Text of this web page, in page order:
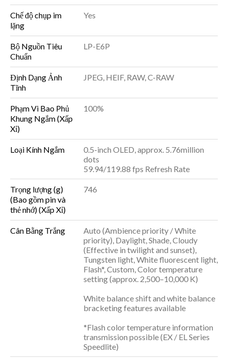
Chế độ chụp im
lặng
Yes
Bộ Nguồn Tiêu
Chuẩn
LP-E6P
Định Dạng Ảnh
Tĩnh
JPEG, HEIF, RAW, C-RAW
Phạm Vi Bao Phủ
Khung Ngắm (Xấp
Xỉ)
100%
Loại Kính Ngắm
0.5-inch OLED, approx. 5.76million
dots
59.94/119.88 fps Refresh Rate
Trọng lượng (g)
(Bao gồm pin và
thẻ nhớ) (Xấp Xỉ)
746
Cân Bằng Trắng
Auto (Ambience priority / White
priority), Daylight, Shade, Cloudy
(Effective in twilight and sunset),
Tungsten light, White fluorescent light,
Flash*, Custom, Color temperature
setting (approx. 2,500–10,000 K)
White balance shift and white balance
bracketing features available
*Flash color temperature information
transmission possible (EX / EL Series
Speedlite)